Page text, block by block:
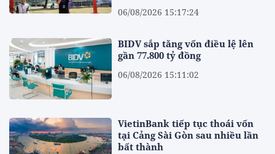
06/08/2026 15:17:24
BIDV sắp tăng vốn điều lệ lên
gần 77.800 tỷ đồng
06/08/2026 15:11:02
VietinBank tiếp tục thoái vốn
tại Cảng Sài Gòn sau nhiều lần
bất thành